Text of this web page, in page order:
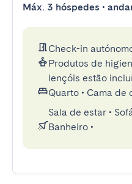
Máx. 3 hóspedes •
Check-in
Produtos de
lençóis estão
Quarto • Cama de
Sala de estar •
Banheiro •